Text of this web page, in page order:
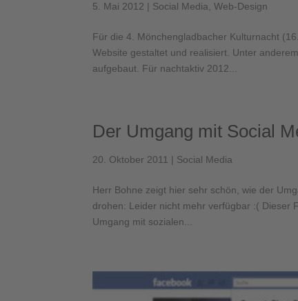
5. Mai 2012 | Social Media,Web-Design
Für die 4. Mönchengladbacher Kulturnacht
Website gestaltet und realisiert. Unter
aufgebaut. Für nachtaktiv 2012...
Der Umgang mit Social
20. Oktober 2011 | Social Media
Herr Bohne zeigt hier sehr schön, wie der
drohen: Leider nicht mehr verfügbar :( Dieser
Umgang mit sozialen...